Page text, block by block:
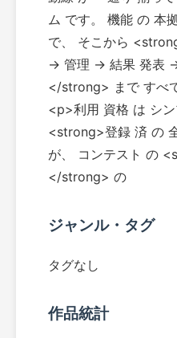
ム です。 機能 の 本
で、 そこから
→ 管理 → 結果 発表
</strong> まで すべ
<p>利用 資格 は シ
<strong>登録 済 の
が、 コンテスト の
</strong> の
ジャンル・タグ
タグなし
作品統計